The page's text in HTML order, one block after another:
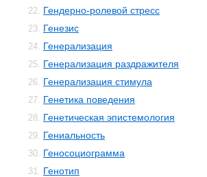
22. Гендерно-ролевой стресс
23. Генезис
24. Генерализация
25. Генерализация раздражителя
26. Генерализация стимула
27. Генетика поведения
28. Генетическая эпистемология
29. Гениальность
30. Геносоциограмма
31. Генотип